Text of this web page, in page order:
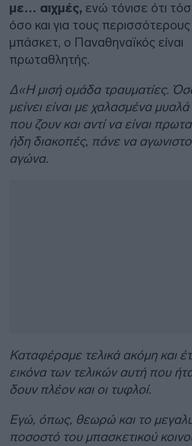
με… αιχμές, ενώ τόνισε ότι
όσο και για τους
μπάσκετ, ο Παναθηναϊκός είναι
πρωταθλητής.
Δ«Η μισή ομάδα τραυματίες.
μείνει είναι με χαλασμένα
που ζουν και αντί να είναι
ήδη διακοπές, πάνε να
αγώνα.
Καταφέραμε τελικά ακόμη και
εικόνα των τελικών αυτή που
δουν πλέον και οι τυφλοί.
Εγώ, όπως, θεωρώ και το
ποσοστό του μπασκετικού